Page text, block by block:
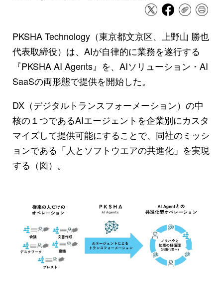
PKSHA Technology（東京都文京区、上野山 勝也
代表取締役）は、AIが自律的に業務を遂行する
『PKSHA AI Agents』を、AIソリューション・AI
SaaSの両形態で提供を開始した。
DX（デジタルトランスフォーメーション）の中
核の１つであるAIエージェントを企業別にカスタ
マイズして提供可能にすることで、同社のミッシ
ョンである「人とソフトウエアの共進化」を実現
する（図）。